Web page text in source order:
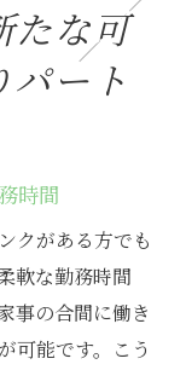
たな可
ート
時間
クがある方でも
軟な勤務時間
事の合間に働き
可能です。こう